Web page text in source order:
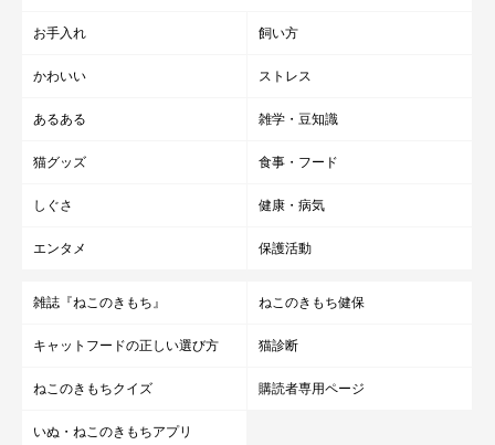
お手入れ 飼い方
かわいい ストレス
あるある 雑学・豆知識
猫グッズ 食事・フード
しぐさ 健康・病気
エンタメ 保護活動
雑誌『ねこのきもち』 ねこのきもち健保
キャットフードの正しい選び方 猫診断
ねこのきもちクイズ 購読者専用ページ
いぬ・ねこのきもちアプリ